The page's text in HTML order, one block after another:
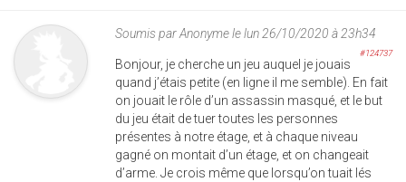
Soumis parAnonymele lun 26/10/2020 à 23h34
#124737
Bonjour, je cherche un jeu auquel je jouais
quand j’étais petite (en ligne il me semble). En fait
on jouait le rôle d’un assassin masqué, et le but
du jeu était de tuer toutes les personnes
présentes à notre étage, et à chaque niveau
gagné on montait d’un étage, et on changeait
d’arme. Je crois même que lorsqu’on tuait lés